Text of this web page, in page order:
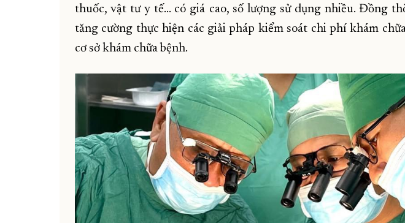
thuốc, vật tư y tế... có giá cao, số lượng sử dụng nhiều. Đồng
tăng cường thực hiện các giải pháp kiểm soát chi phí khám
cơ sở khám chữa bệnh.